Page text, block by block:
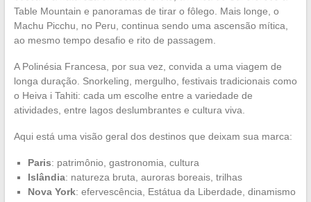
Table Mountain e panoramas de tirar o fôlego. Mais longe, o
Machu Picchu, no Peru, continua sendo uma ascensão mítica,
ao mesmo tempo desafio e rito de passagem.
A Polinésia Francesa, por sua vez, convida a uma viagem de
longa duração. Snorkeling, mergulho, festivais tradicionais como
o Heiva i Tahiti: cada um escolhe entre a variedade de
atividades, entre lagos deslumbrantes e cultura viva.
Aqui está uma visão geral dos destinos que deixam sua marca:
Paris: patrimônio, gastronomia, cultura
Islândia: natureza bruta, auroras boreais, trilhas
Nova York: efervescência, Estátua da Liberdade, dinamismo